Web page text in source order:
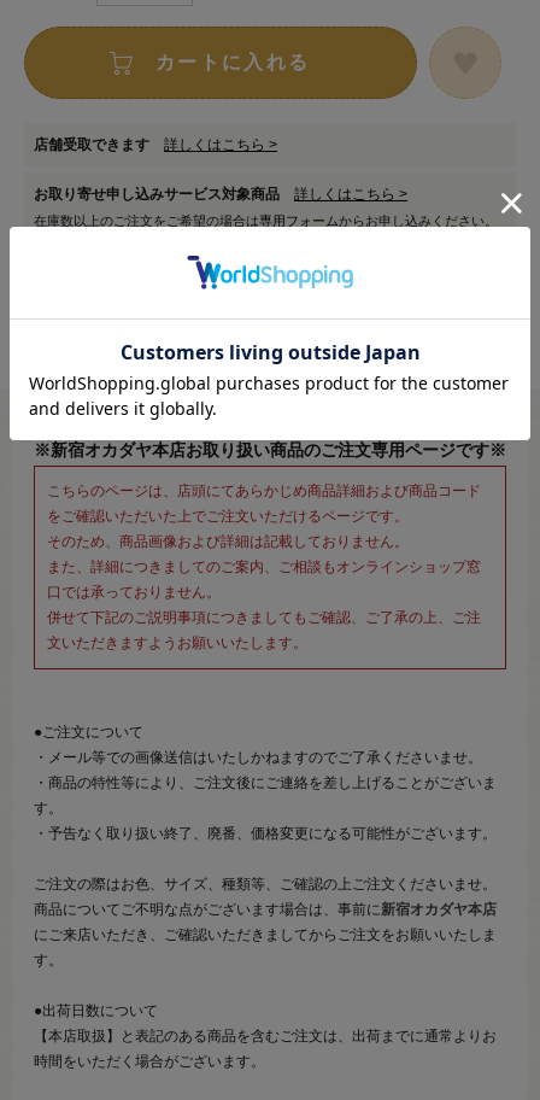
カートに入れる
店舗受取できます 詳しくはこちら >
お取り寄せ申し込みサービス対象商品 詳しくはこちら >
在庫数以上のご注文をご希望の場合は専用フォームからお申し込みください。
※新宿オカダヤ本店お取り扱い商品のご注文専用ページです※
こちらのページは、店頭にてあらかじめ商品詳細および商品コード
をご確認いただいた上でご注文いただけるページです。
そのため、商品画像および詳細は記載しておりません。
また、詳細につきましてのご案内、ご相談もオンラインショップ窓
口では承っておりません。
併せて下記のご説明事項につきましてもご確認、ご了承の上、ご注
文いただきますようお願いいたします。
●ご注文について
・メール等での画像送信はいたしかねますのでご了承くださいませ。
・商品の特性等により、ご注文後にご連絡を差し上げることがございま
す。
・予告なく取り扱い終了、廃番、価格変更になる可能性がございます。
ご注文の際はお色、サイズ、種類等、ご確認の上ご注文くださいませ。
商品についてご不明な点がございます場合は、事前に新宿オカダヤ本店
にご来店いただき、ご確認いただきましてからご注文をお願いいたしま
す。
●出荷日数について
【本店取扱】と表記のある商品を含むご注文は、出荷までに通常よりお
時間をいただく場合がございます。